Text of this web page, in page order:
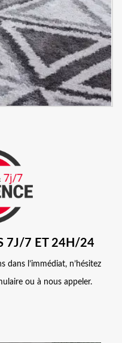
7J/7 ET 24H/24
dans l’immédiat, n’hésitez
ou à nous appeler.